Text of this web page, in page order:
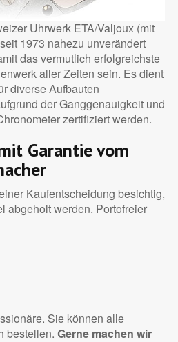
Uhrwerk ETA/Valjoux (mit
1973 nahezu unverändert
das vermutlich erfolgreichste
aller Zeiten sein. Es dient
diverse Aufbauten
der Ganggenauigkeit und
zertifiziert werden.
Garantie vom
Kaufentscheidung besichtig,
abgeholt werden. Portofreier
Sie können alle
bestellen. Gerne machen wir